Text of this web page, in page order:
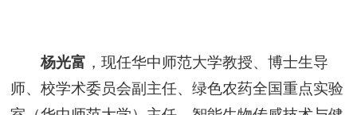
杨光富 ，现任华中师范大学教授、博士生导
师、校学术委员会副主任、绿色农药全国重点实验